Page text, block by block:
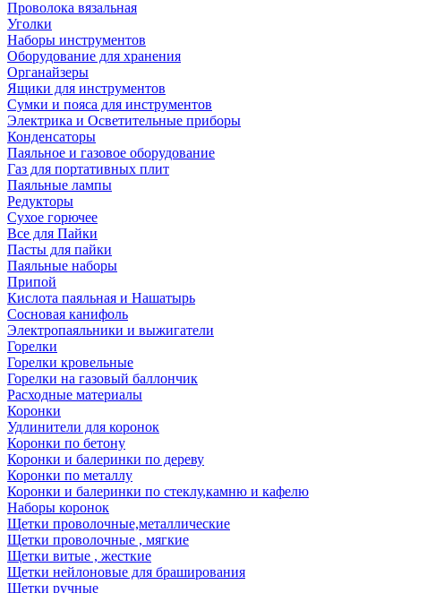
Проволока вязальная
Уголки
Наборы инструментов
Оборудование для хранения
Органайзеры
Ящики для инструментов
Сумки и пояса для инструментов
Электрика и Осветительные приборы
Конденсаторы
Паяльное и газовое оборудование
Газ для портативных плит
Паяльные лампы
Редукторы
Сухое горючее
Все для Пайки
Пасты для пайки
Паяльные наборы
Припой
Кислота паяльная и Нашатырь
Сосновая канифоль
Электропаяльники и выжигатели
Горелки
Горелки кровельные
Горелки на газовый баллончик
Расходные материалы
Коронки
Удлинители для коронок
Коронки по бетону
Коронки и балеринки по дереву
Коронки по металлу
Коронки и балеринки по стеклу,камню и кафелю
Наборы коронок
Щетки проволочные,металлические
Щетки проволочные , мягкие
Щетки витые , жесткие
Щетки нейлоновые для браширования
Щетки ручные